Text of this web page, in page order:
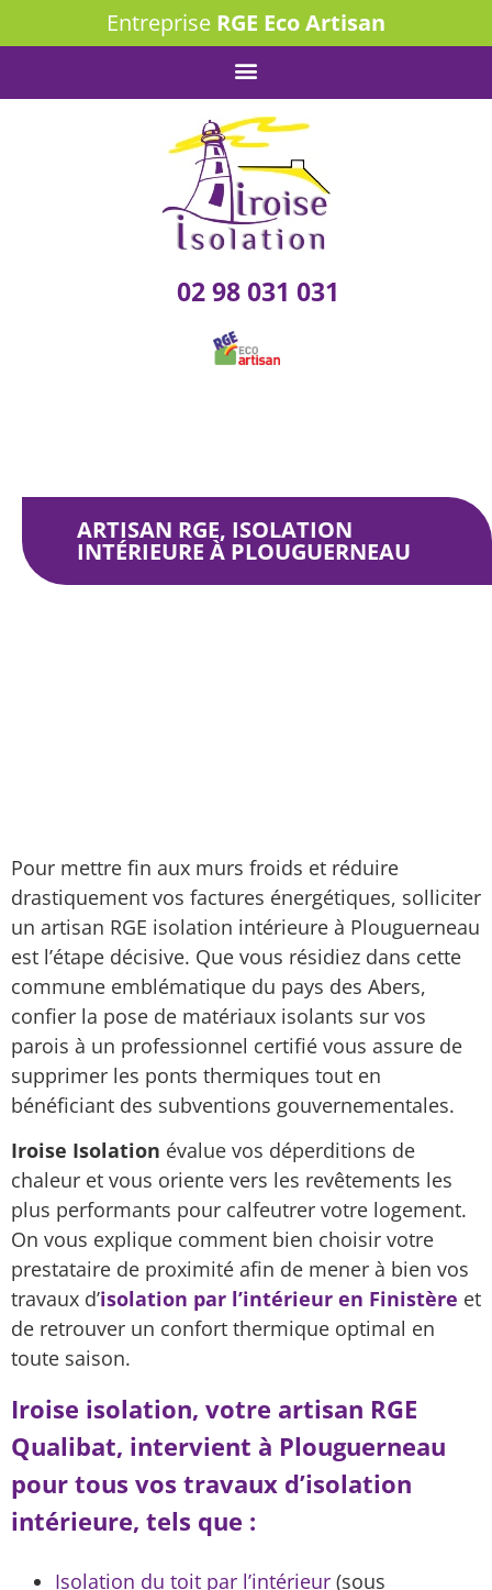
Entreprise RGE Eco Artisan
02 98 031 031
ARTISAN RGE, ISOLATION
INTÉRIEURE À PLOUGUERNEAU
Pour mettre fin aux murs froids et réduire
drastiquement vos factures énergétiques, solliciter
un artisan RGE isolation intérieure à Plouguerneau
est l’étape décisive. Que vous résidiez dans cette
commune emblématique du pays des Abers,
confier la pose de matériaux isolants sur vos
parois à un professionnel certifié vous assure de
supprimer les ponts thermiques tout en
bénéficiant des subventions gouvernementales.
Iroise Isolation évalue vos déperditions de
chaleur et vous oriente vers les revêtements les
plus performants pour calfeutrer votre logement.
On vous explique comment bien choisir votre
prestataire de proximité afin de mener à bien vos
travaux d’isolation par l’intérieur en Finistère et
de retrouver un confort thermique optimal en
toute saison.
Iroise isolation, votre artisan RGE
Qualibat, intervient à Plouguerneau
pour tous vos travaux d’isolation
intérieure, tels que :
Isolation du toit par l’intérieur (sous